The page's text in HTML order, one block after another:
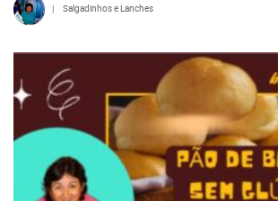
| Salgadinhos e Lanches